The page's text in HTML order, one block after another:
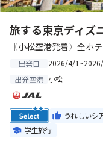
旅する東京ディズ
〖小松空港発着〗全ホ
出発日
2026/4/
出発空港 小松
うれしいシ
学生旅行